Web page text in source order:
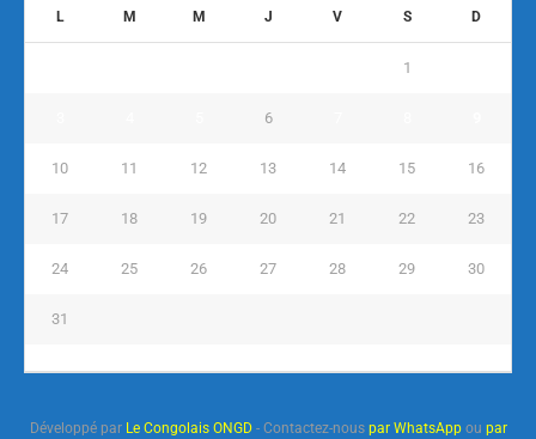
L M M J V S D
1
6
10 11 12 13 14 15 16
17 18 19 20 21 22 23
24 25 26 27 28 29 30
31
Développé par Le Congolais ONGD- Contactez-nous par WhatsAppou par